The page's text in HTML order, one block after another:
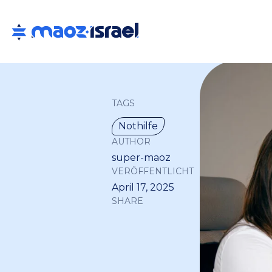
TAGS
Nothilfe
AUTHOR
super-maoz
VERÖFFENTLICHT
April 17, 2025
SHARE